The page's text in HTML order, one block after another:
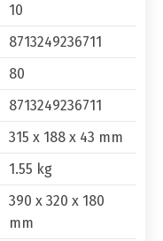
10
8713249236711
80
8713249236711
315 x 188 x 43 mm
1.55 kg
390 x 320 x 180
mm